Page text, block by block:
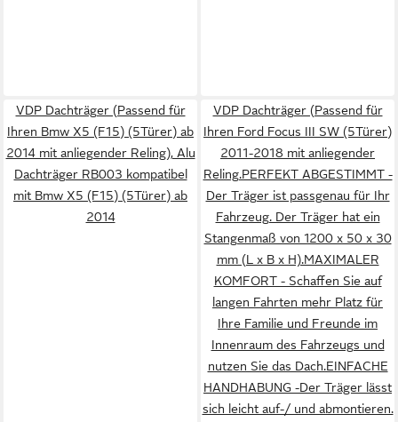
VDP Dachträger (Passend für
Ihren Bmw X5 (F15) (5Türer) ab
2014 mit anliegender Reling), Alu
Dachträger RB003 kompatibel
mit Bmw X5 (F15) (5Türer) ab
2014
VDP Dachträger (Passend für
Ihren Ford Focus III SW (5Türer)
2011-2018 mit anliegender
Reling.PERFEKT ABGESTIMMT -
Der Träger ist passgenau für Ihr
Fahrzeug. Der Träger hat ein
Stangenmaß von 1200 x 50 x 30
mm (L x B x H).MAXIMALER
KOMFORT - Schaffen Sie auf
langen Fahrten mehr Platz für
Ihre Familie und Freunde im
Innenraum des Fahrzeugs und
nutzen Sie das Dach.EINFACHE
HANDHABUNG -Der Träger lässt
sich leicht auf-/ und abmontieren.